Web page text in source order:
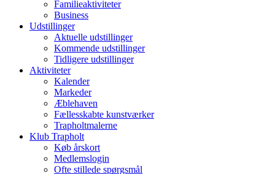
Familieaktiviteter
Business
Udstillinger
Aktuelle udstillinger
Kommende udstillinger
Tidligere udstillinger
Aktiviteter
Kalender
Markeder
Æblehaven
Fællesskabte kunstværker
Trapholtmalerne
Klub Trapholt
Køb årskort
Medlemslogin
Ofte stillede spørgsmål